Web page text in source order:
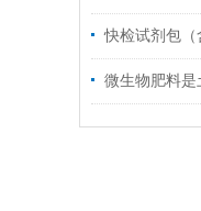
微生物肥料是